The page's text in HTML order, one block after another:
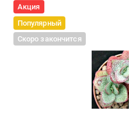
Акция
Популярный
Скоро закончится